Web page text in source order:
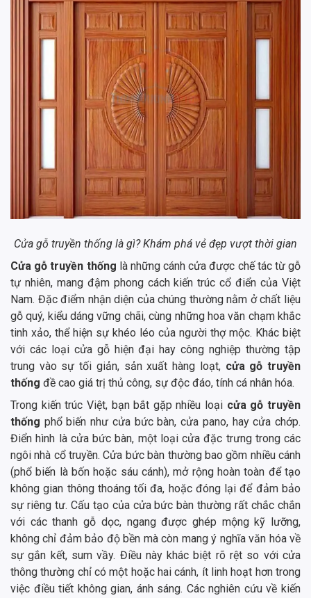
Cửa gỗ truyền thống là gì? Khám phá vẻ đẹp vượt thời gian
Cửa gỗ truyền thống là những cánh cửa được chế tác từ gỗ
tự nhiên, mang đậm phong cách kiến trúc cổ điển của Việt
Nam. Đặc điểm nhận diện của chúng thường nằm ở chất liệu
gỗ quý, kiểu dáng vững chãi, cùng những hoa văn chạm khắc
tinh xảo, thể hiện sự khéo léo của người thợ mộc. Khác biệt
với các loại cửa gỗ hiện đại hay công nghiệp thường tập
trung vào sự tối giản, sản xuất hàng loạt, cửa gỗ truyền
thống đề cao giá trị thủ công, sự độc đáo, tính cá nhân hóa.
Trong kiến trúc Việt, bạn bắt gặp nhiều loại cửa gỗ truyền
thống phổ biến như cửa bức bàn, cửa pano, hay cửa chớp.
Điển hình là cửa bức bàn, một loại cửa đặc trưng trong các
ngôi nhà cổ truyền. Cửa bức bàn thường bao gồm nhiều cánh
(phổ biến là bốn hoặc sáu cánh), mở rộng hoàn toàn để tạo
không gian thông thoáng tối đa, hoặc đóng lại để đảm bảo
sự riêng tư. Cấu tạo của cửa bức bàn thường rất chắc chắn
với các thanh gỗ dọc, ngang được ghép mộng kỹ lưỡng,
không chỉ đảm bảo độ bền mà còn mang ý nghĩa văn hóa về
sự gắn kết, sum vầy. Điều này khác biệt rõ rệt so với cửa
thông thường chỉ có một hoặc hai cánh, ít linh hoạt hơn trong
việc điều tiết không gian, ánh sáng. Các nghiên cứu về kiến